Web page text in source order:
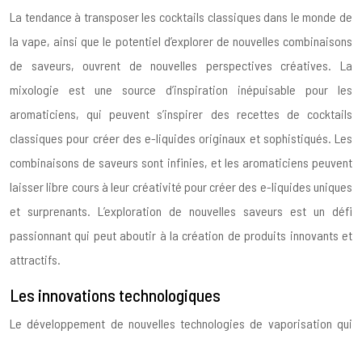
La tendance à transposer les cocktails classiques dans le monde de
la vape, ainsi que le potentiel d’explorer de nouvelles combinaisons
de saveurs, ouvrent de nouvelles perspectives créatives. La
mixologie est une source d’inspiration inépuisable pour les
aromaticiens, qui peuvent s’inspirer des recettes de cocktails
classiques pour créer des e-liquides originaux et sophistiqués. Les
combinaisons de saveurs sont infinies, et les aromaticiens peuvent
laisser libre cours à leur créativité pour créer des e-liquides uniques
et surprenants. L’exploration de nouvelles saveurs est un défi
passionnant qui peut aboutir à la création de produits innovants et
attractifs.
Les innovations technologiques
Le développement de nouvelles technologies de vaporisation qui